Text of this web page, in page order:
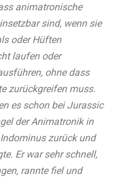
animatronische
sind, wenn sie
oder Hüften
laufen oder
ohne dass
zurückgreifen muss.
es schon bei Jurassic
der Animatronik in
zurück und
Er war sehr schnell,
rannte fiel und